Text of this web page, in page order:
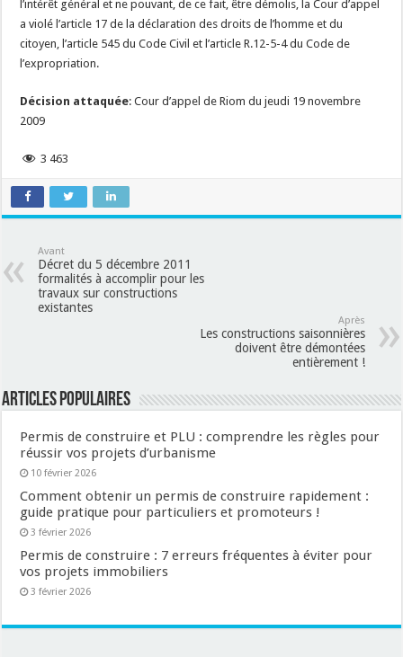
l’intérêt général et ne pouvant, de ce fait, être démolis, la Cour d’appel
a violé l’article 17 de la déclaration des droits de l’homme et du
citoyen, l’article 545 du Code Civil et l’article R.12-5-4 du Code de
l’expropriation.
Décision attaquée: Cour d’appel de Riom du jeudi 19 novembre
2009
3 463
Avant
Décret du 5 décembre 2011
formalités à accomplir pour les
travaux sur constructions
existantes
Après
Les constructions saisonnières
doivent être démontées
entièrement !
Articles populaires
Permis de construire et PLU : comprendre les règles pour
réussir vos projets d’urbanisme
10 février 2026
Comment obtenir un permis de construire rapidement :
guide pratique pour particuliers et promoteurs !
3 février 2026
Permis de construire : 7 erreurs fréquentes à éviter pour
vos projets immobiliers
3 février 2026